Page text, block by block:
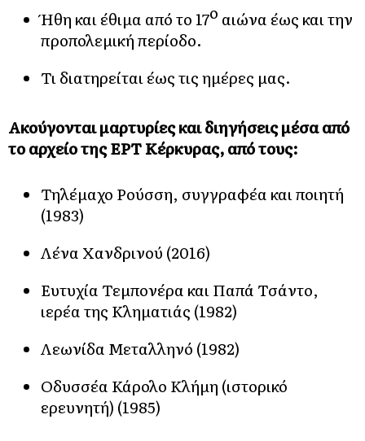
Ήθη και έθιμα από το 17ο αιώνα έως και την
προπολεμική περίοδο.
Τι διατηρείται έως τις ημέρες μας.
Ακούγονται μαρτυρίες και διηγήσεις μέσα από
το αρχείο της ΕΡΤ Κέρκυρας, από τους:
Τηλέμαχο Ρούσση, συγγραφέα και ποιητή
(1983)
Λένα Χανδρινού (2016)
Ευτυχία Τεμπονέρα και Παπά Τσάντο,
ιερέα της Κληματιάς (1982)
Λεωνίδα Μεταλληνό (1982)
Οδυσσέα Κάρολο Κλήμη (ιστορικό
ερευνητή) (1985)